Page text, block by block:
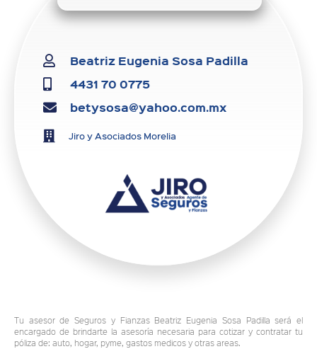
Beatriz Eugenia Sosa Padilla
4431 70 0775
betysosa@yahoo.com.mx
Jiro y Asociados Morelia
Tu asesor de Seguros y Fianzas Beatriz Eugenia Sosa Padilla será el
encargado de brindarte la asesoría necesaria para cotizar y contratar tu
póliza de: auto, hogar, pyme, gastos medicos y otras areas.